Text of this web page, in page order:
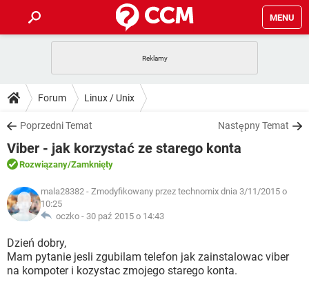
MENU
GRY
SPOTIFY
INSTAGRAM FACEBOOK
WINDOWS 10
PORADY
PlayStation
SPOTIFY
WINDOWS 10
DO POBRANIA
ANDROID TIKTOK
GRY
IOS NETFLIX
INSTAGRAM
WINDOWS 10
FORUM
GRY
INSTAGRAM FACEBOOK
WINDOWS 10
ARTYKUŁY
COVID-19
GRY
SPOTIFY NETFLIX
Forum Linux / Unix
Poprzedni Temat Następny Temat
Viber - jak korzystać ze starego konta
Rozwiązany/Zamknięty
mala28382 - Zmodyfikowany przez technomix dnia 3/11/2015 o
10:25
oczko - 30 paź 2015 o 14:43
Dzień dobry,
Mam pytanie jesli zgubilam telefon jak zainstalowac viber
na kompoter i kozystac zmojego starego konta.